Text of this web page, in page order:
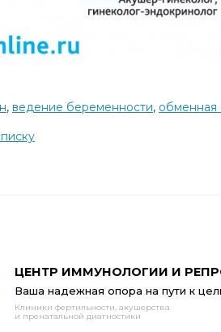
, ведение беременности, обменная
ЦЕНТР ИММУНОЛОГИИ И
Ваша надежная опора на пути к
Клиники фертильности, акушерства
и пренатальной диагностики